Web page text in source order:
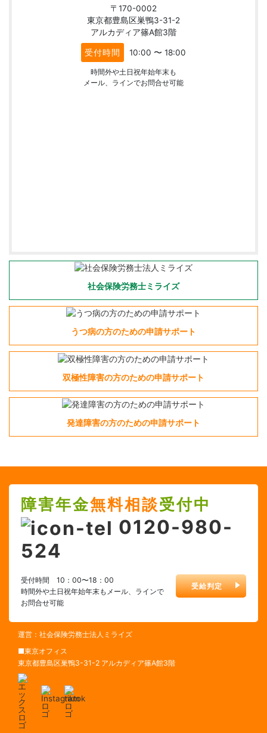
〒170-0002
東京都豊島区巣鴨3-31-2
アルカディア篠A館3階
受付時間 10:00 〜 18:00
時間外や土日祝年始年末も
メール、ラインでお問合せ可能
社会保険労務士ミライズ
うつ病の方のための申請サポート
双極性障害の方のための申請サポート
発達障害の方のための申請サポート
障害年金無料相談受付中
0120-980-
524
受付時間 10：00〜18：00
時間外や土日祝年始年末もメール、ラインで
お問合せ可能
受給判定
運営：社会保険労務士法人ミライズ
■東京オフィス
東京都豊島区巣鴨3-31-2 アルカディア篠A館3階